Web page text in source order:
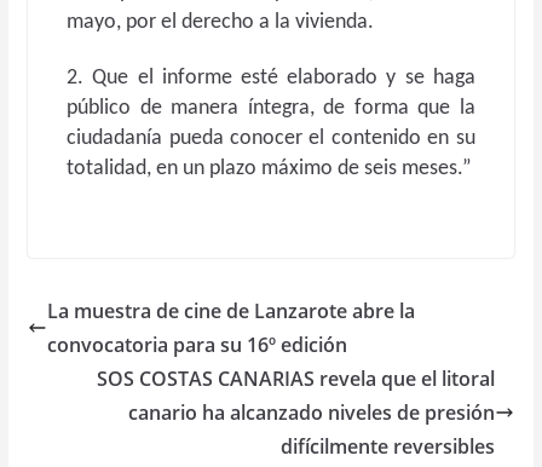
mayo, por el derecho a la vivienda.
2. Que el informe esté elaborado y se haga
público de manera íntegra, de forma que la
ciudadanía pueda conocer el contenido en su
totalidad, en un plazo máximo de seis meses.”
La muestra de cine de Lanzarote abre la
convocatoria para su 16º edición
SOS COSTAS CANARIAS revela que el litoral
canario ha alcanzado niveles de presión
difícilmente reversibles